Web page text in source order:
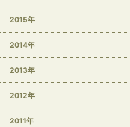
2015年
2014年
2013年
2012年
2011年